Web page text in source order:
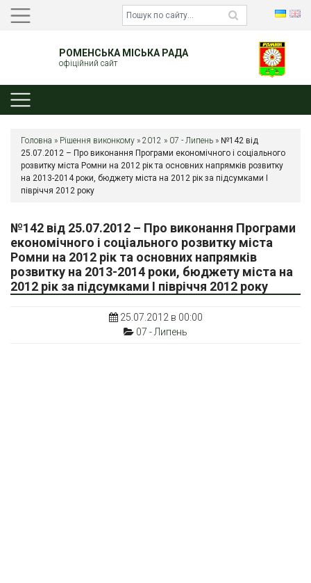
РОМЕНСЬКА МІСЬКА РАДА
офіційний сайт
Головна » Рішення виконкому » 2012 » 07 - Липень » №142 від
25.07.2012 – Про виконання Програми економічного і соціального
розвитку міста Ромни на 2012 рік та основних напрямків розвитку
на 2013-2014 роки, бюджету міста на 2012 рік за підсумками І
півріччя 2012 року
№142 від 25.07.2012 – Про виконання Програми
економічного і соціального розвитку міста
Ромни на 2012 рік та основних напрямків
розвитку на 2013-2014 роки, бюджету міста на
2012 рік за підсумками І півріччя 2012 року
25.07.2012 в 00:00
07 - Липень